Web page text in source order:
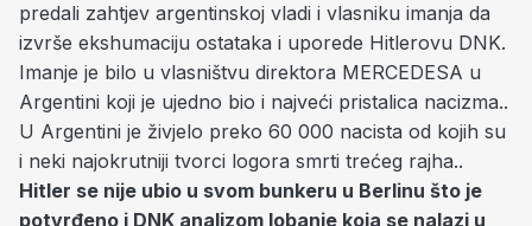
predali zahtjev argentinskoj vladi i vlasniku imanja da
izvrše ekshumaciju ostataka i uporede Hitlerovu DNK.
Imanje je bilo u vlasništvu direktora MERCEDESA u
Argentini koji je ujedno bio i najveći pristalica nacizma..
U Argentini je živjelo preko 60 000 nacista od kojih su
i neki najokrutniji tvorci logora smrti trećeg rajha..
Hitler se nije ubio u svom bunkeru u Berlinu što je
potvrđeno i DNK analizom lobanje koja se nalazi u